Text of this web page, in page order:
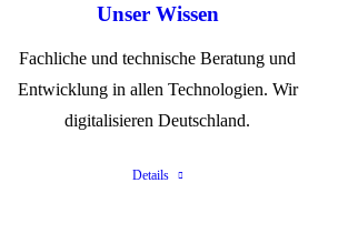
Unser Wissen
Fachliche und technische Beratung und
Entwicklung in allen Technologien. Wir
digitalisieren Deutschland.
Details